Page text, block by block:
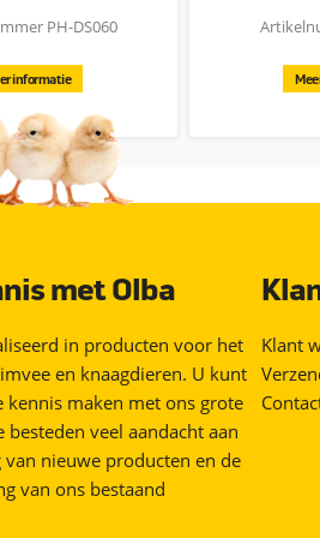
zeer voordelig. Het
gaan.
> 24VDC adapter (1.2Amp).
PH-DS060
informatie
met Olba
in producten voor het
en knaagdieren. U kunt
kennis maken met ons grote
besteden veel aandacht aan
nieuwe producten en de
van ons bestaand
Klant